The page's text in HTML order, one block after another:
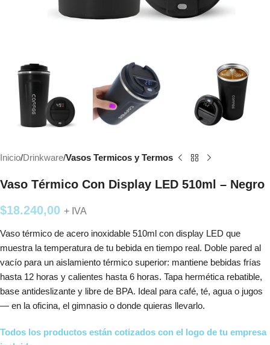
Inicio Drinkware Vasos Termicos y Termos
Vaso Térmico Con Display LED 510ml – Negro
$18.240,00 + IVA
Vaso térmico de acero inoxidable 510ml con display LED que
muestra la temperatura de tu bebida en tiempo real. Doble pared al
vacío para un aislamiento térmico superior: mantiene bebidas frías
hasta 12 horas y calientes hasta 6 horas. Tapa hermética rebatible,
base antideslizante y libre de BPA. Ideal para café, té, agua o jugos
— en la oficina, el gimnasio o donde quieras llevarlo.
Todos los productos están cotizados con el logo de tu empresa